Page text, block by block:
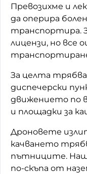
Превозихме и
да оперира
транспортира.
лицензи, но все
За целта трябва
диспечерски
движението по
и площадки за
Дроновете
качването
пътниците.
по-скъпа от